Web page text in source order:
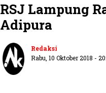
RSJ Lampung
Adipura
Redaksi
Rabu, 10 Oktober 2018 -